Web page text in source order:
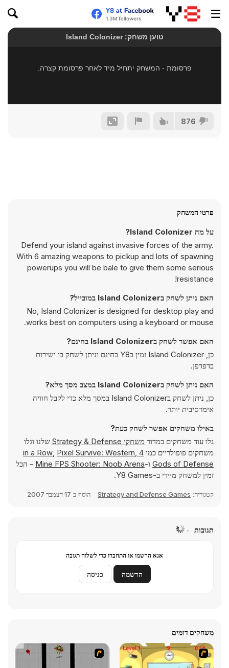
876
פרטי המשחק
על מה Island Colonizer?
Defend your island against invasive forces of the army.
With 6 amazing weapons to pickup and lots of spawning
powerups you will be bale to give them some serious
resistance!
האם ניתן לשחק בIsland Colonizer במובייל?
No, Island Colonizer is designed for desktop play and
works best on computers using a keyboard or mouse.
האם אפשר לשחק בIsland Colonizer בחינם?
כן, Island Colonizer זמין בY8 בחינם וניתן לשחק בו ישירות
בדפדפן.
האם ניתן לשחק בIsland Colonizer במצב מסך מלא?
כן, ניתן לשחק בIsland Colonizer במסך מלא כדי לקבל חוויה
אימרסיבית יותר.
באילו משחקים אפשר לשחק כעת?
גלו עוד משחקים במדור משחקי Strategy & Defense
שלנו וגלו
משחקים פופולריים כמו 4 in a Row
, Pixel Survive: Western,
Gods of Defense ו-Mine FPS Shooter: Noob Arena - הכל
זמין למשחק מיידי ב-Y8 Games.
קטגוריה: Strategy and Defense Games הוסף ב 17 דצמבר 2007
תגובות
אנא הרשמו או התחברו כדי לשלוח תגובה
הרשמה כניסה
משחקים דומים